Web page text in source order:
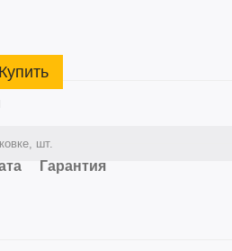
Купить
шт.
Гарантия